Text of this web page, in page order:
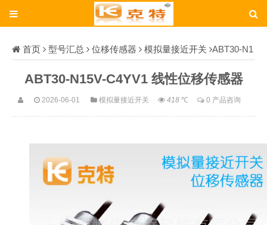
首页 型号汇总 位移传感器 模拟量接近开关 ABT30-N1
ABT30-N15V-C4YV1 线性位移传感器
2026-06-01 模拟量接近开关 418℃ 0 产品咨询